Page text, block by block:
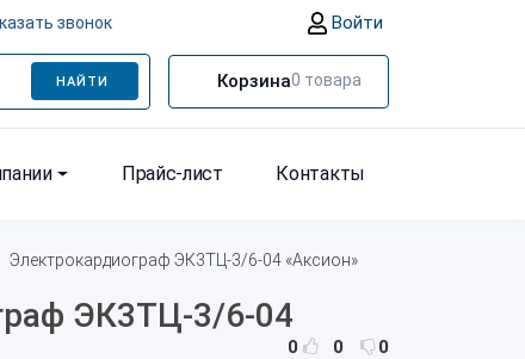
звонок Войти
НАЙТИ Корзина0 товара
Прайс-лист Контакты
Электрокардиограф ЭК3ТЦ-3/6-04 «Аксион»
ЭК3ТЦ-3/6-04
0 0 0